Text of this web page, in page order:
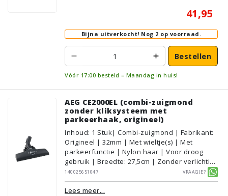
41,95
Bijna uitverkocht! Nog 2 op voorraad.
Bestellen
Vóór 17:00 besteld = Maandag in huis!
AEG CE2000EL (combi-zuigmond
zonder kliksysteem met
parkeerhaak, origineel)
Inhoud: 1 Stuk| Combi-zuigmond | Fabrikant:
Origineel | 32mm | Met wieltje(s) | Met
parkeerfunctie | Nylon haar | Voor droog
gebruik | Breedte: 27,5cm | Zonder verlichting
| Zonder kliksysteem | Zwart |
AEG/Electrolux | Geschikt voor vloertype:
Plavuizen/Tegels, Parket/Laminaat,
140025651047 Vraagje?
Lees meer...